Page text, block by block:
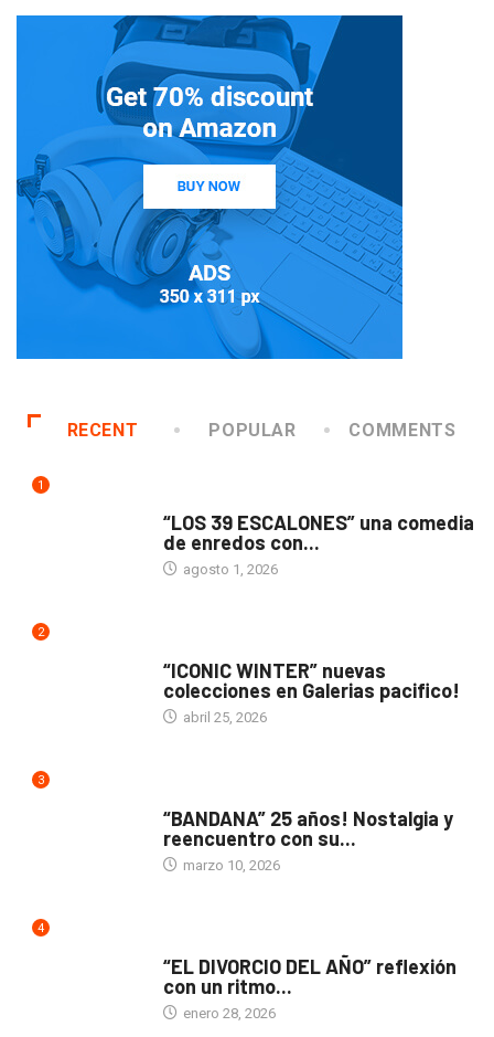
RECENT POPULAR COMMENTS
1
“LOS 39 ESCALONES” una comedia
de enredos con...
agosto 1, 2026
2
“ICONIC WINTER” nuevas
colecciones en Galerias pacifico!
abril 25, 2026
3
“BANDANA” 25 años! Nostalgia y
reencuentro con su...
marzo 10, 2026
4
“EL DIVORCIO DEL AÑO” reflexión
con un ritmo...
enero 28, 2026